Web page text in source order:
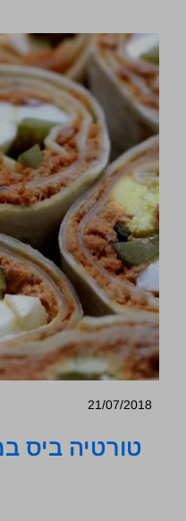
21/07/2018
טורטיה ביס